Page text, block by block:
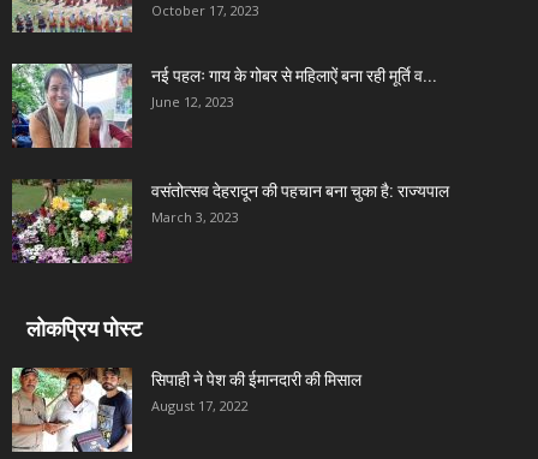
October 17, 2023
नई पहलः गाय के गोबर से महिलाऐं बना रही मूर्ति व...
June 12, 2023
वसंतोत्सव देहरादून की पहचान बना चुका है: राज्यपाल
March 3, 2023
लोकप्रिय पोस्ट
सिपाही ने पेश की ईमानदारी की मिसाल
August 17, 2022